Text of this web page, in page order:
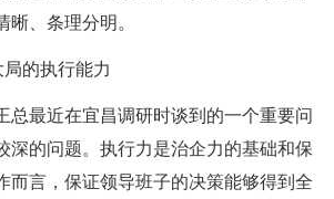
晰、条理分明。
的执行能力
总最近在宜昌调研时谈到的一个重要问
深的问题。执行力是治企力的基础和保
而言，保证领导班子的决策能够得到全